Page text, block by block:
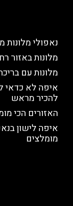
נאפולי מלונות
מלונות באזור
מלונות עם
איפה לא כדאי
להכיר מראש
האזורים הכי
איפה לישון
מומלצים